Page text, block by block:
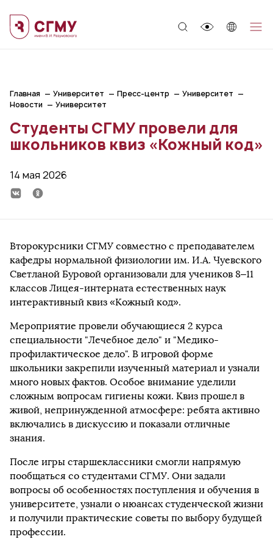
Главная Университет Пресс-центр
Университет
Новости
Университет
Студенты СГМУ провели для
школьников квиз «Кожный код»
14 мая 2026
Второкурсники СГМУ совместно с преподавателем
кафедры нормальной физиологии им. И.А. Чуевского
Светланой Буровой организовали для учеников 8–11
классов Лицея-интерната естественных наук
интерактивный квиз «Кожный код».
Мероприятие провели обучающиеся 2 курса
специальности "Лечебное дело" и "Медико-
профилактическое дело". В игровой форме
школьники закрепили изученный материал и узнали
много новых фактов. Особое внимание уделили
сложным вопросам гигиены кожи. Квиз прошел в
живой, непринужденной атмосфере: ребята активно
включались в дискуссию и показали отличные
знания.
После игры старшеклассники смогли напрямую
пообщаться со студентами СГМУ. Они задали
вопросы об особенностях поступления и обучения в
университете, узнали о нюансах студенческой жизни
и получили практические советы по выбору будущей
профессии.